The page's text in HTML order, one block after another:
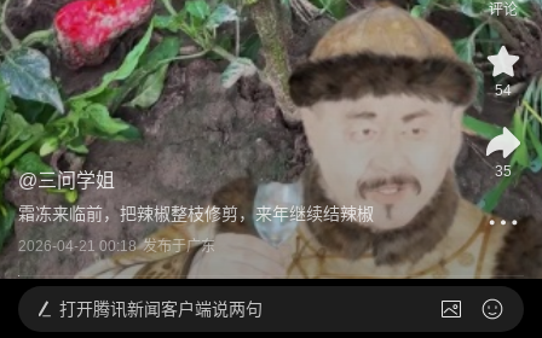
@三问学姐
霜冻来临前，把辣椒整枝修剪，来年继续结辣椒
2026-04-21 00:18 发布于广东
评论
54
35
打开腾讯新闻客户端说两句